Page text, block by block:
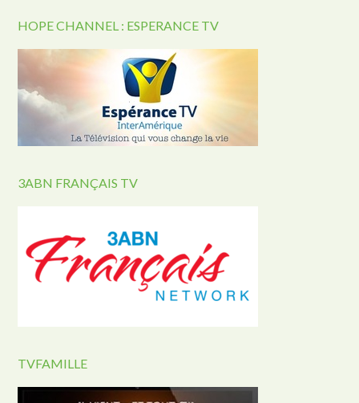
HOPE CHANNEL : ESPERANCE TV
3ABN FRANÇAIS TV
TVFAMILLE